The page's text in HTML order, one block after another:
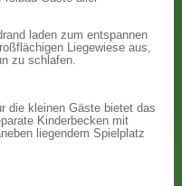
laden zum entspannen
Liegewiese aus,
zu schlafen.
die kleinen Gäste bietet das
Kinderbecken mit
liegendem Spielplatz